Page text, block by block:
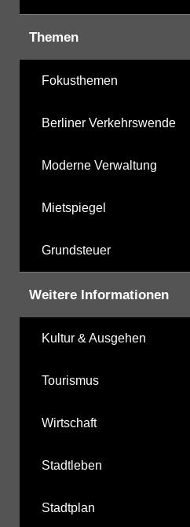
Themen
Fokusthemen
Berliner Verkehrswende
Moderne Verwaltung
Mietspiegel
Grundsteuer
Weitere Informationen
Kultur & Ausgehen
Tourismus
Wirtschaft
Stadtleben
Stadtplan